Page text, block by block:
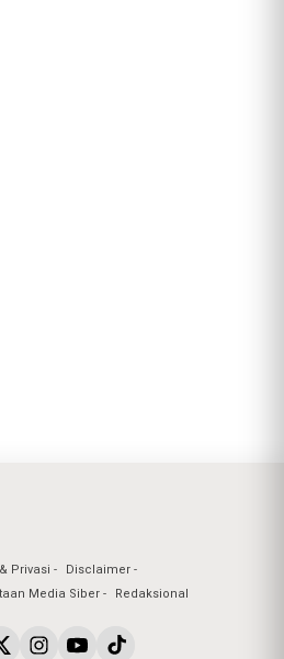
Privasi
Disclaimer
Media Siber
Redaksional